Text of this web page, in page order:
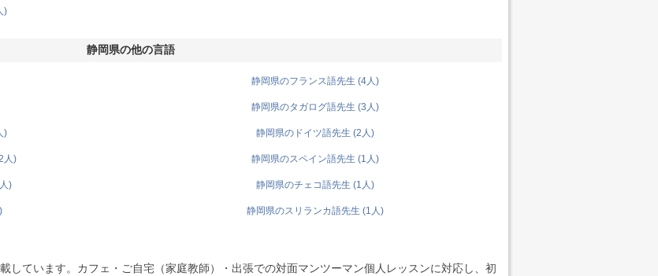
)
静岡県の他の言語
静岡県のフランス語先生 (4人)
静岡県のタガログ語先生 (3人)
) 静岡県のドイツ語先生 (2人)
人) 静岡県のスペイン語先生 (1人)
) 静岡県のチェコ語先生 (1人)
静岡県のスリランカ語先生 (1人)
しています。カフェ・ご自宅（家庭教師）・出張での対面マンツーマン個人レッスンに対応し、初